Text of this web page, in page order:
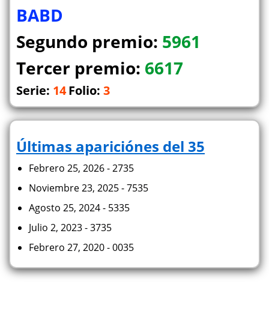
BABD
Segundo premio: 5961
Tercer premio: 6617
Serie: 14Folio: 3
Últimas apariciónes del 35
Febrero 25, 2026 - 2735
Noviembre 23, 2025 - 7535
Agosto 25, 2024 - 5335
Julio 2, 2023 - 3735
Febrero 27, 2020 - 0035